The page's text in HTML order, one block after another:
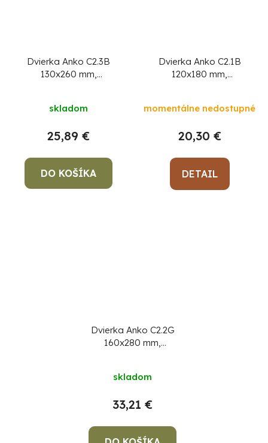
Dvierka Anko C2.3B
130x260 mm,
skladom
25,89 €
DO KOŠÍKA
Dvierka Anko C2.1B
120x180 mm,
momentálne nedostupné
20,30 €
DETAIL
Dvierka Anko C2.2G
160x280 mm,
skladom
33,21 €